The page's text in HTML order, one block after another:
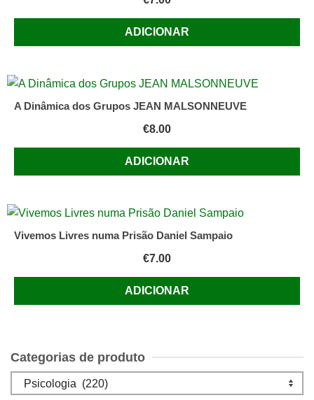
ADICIONAR
A Dinâmica dos Grupos JEAN MALSONNEUVE
€8.00
ADICIONAR
Vivemos Livres numa Prisão Daniel Sampaio
€7.00
ADICIONAR
Categorias de produto